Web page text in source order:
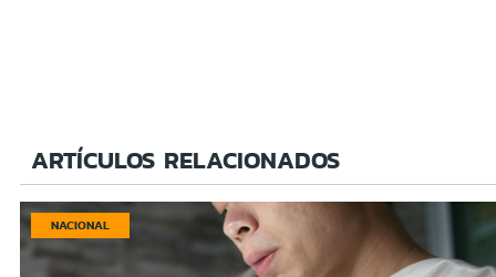
ARTÍCULOS RELACIONADOS
NACIONAL